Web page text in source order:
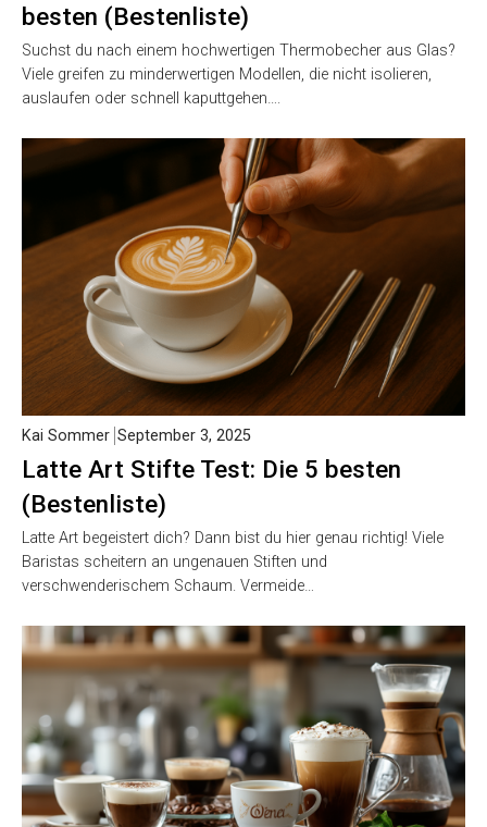
besten (Bestenliste)
Suchst du nach einem hochwertigen Thermobecher aus Glas?
Viele greifen zu minderwertigen Modellen, die nicht isolieren,
auslaufen oder schnell kaputtgehen….
Latte Art Stifte Test: Die 5 besten
(Bestenliste)
Kai Sommer September 3, 2025
Latte Art begeistert dich? Dann bist du hier genau richtig! Viele
Baristas scheitern an ungenauen Stiften und
verschwenderischem Schaum. Vermeide…